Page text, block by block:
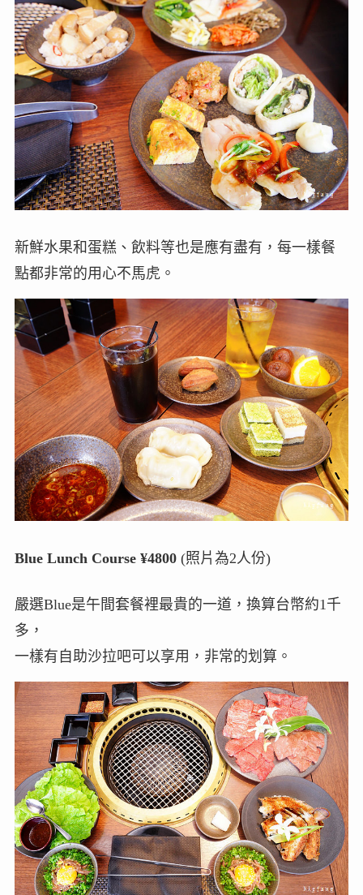
新鮮水果和蛋糕、飲料等也是應有盡有，每一樣餐
點都非常的用心不馬虎。
Blue Lunch Course ¥4800(照片為2人份)
嚴選Blue是午間套餐裡最貴的一道，換算台幣約1千
多，
一樣有自助沙拉吧可以享用，非常的划算。